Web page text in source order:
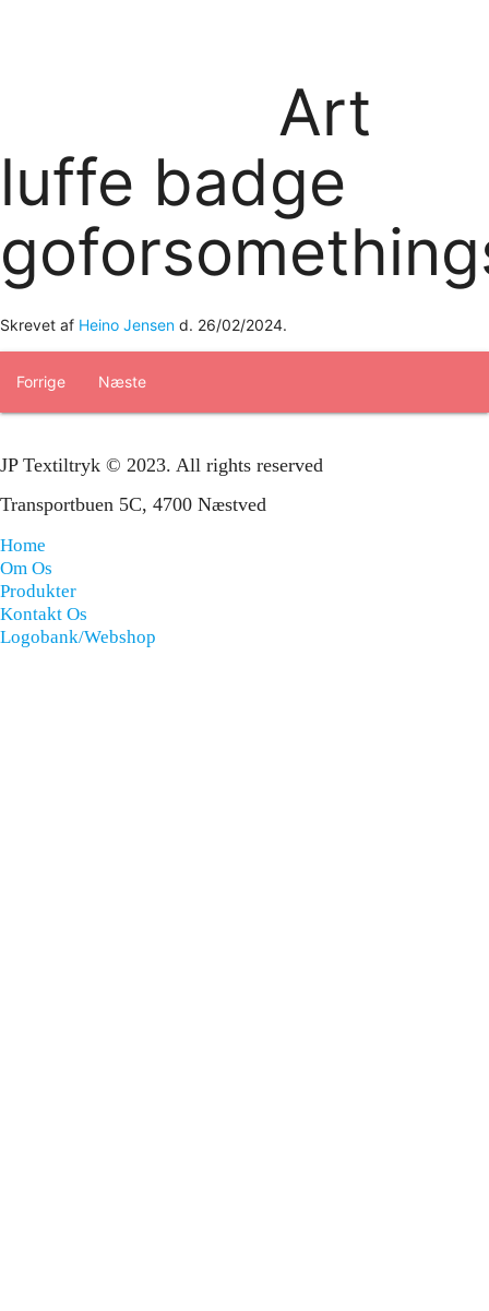
Art
luffe badge
Skrevet af Heino Jensen d. 26/02/2024.
Forrige Næste
JP Textiltryk © 2023. All rights reserved
Transportbuen 5C, 4700 Næstved
Home
Om Os
Produkter
Kontakt Os
Logobank/webshop